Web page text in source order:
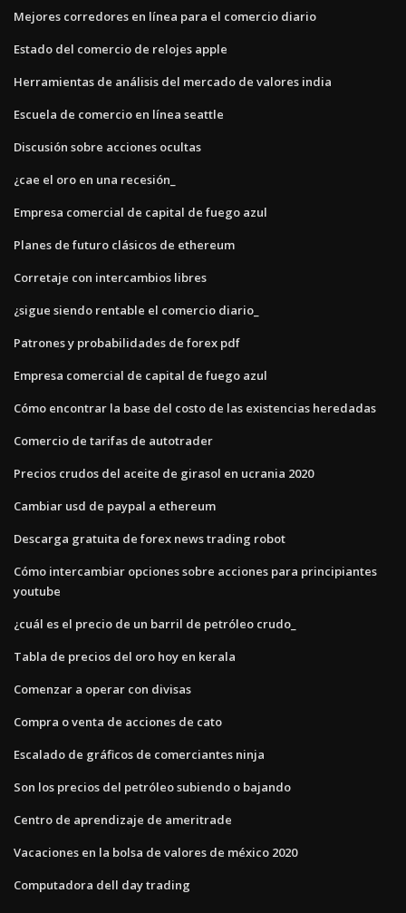
Mejores corredores en línea para el comercio diario
Estado del comercio de relojes apple
Herramientas de análisis del mercado de valores india
Escuela de comercio en línea seattle
Discusión sobre acciones ocultas
¿cae el oro en una recesión_
Empresa comercial de capital de fuego azul
Planes de futuro clásicos de ethereum
Corretaje con intercambios libres
¿sigue siendo rentable el comercio diario_
Patrones y probabilidades de forex pdf
Empresa comercial de capital de fuego azul
Cómo encontrar la base del costo de las existencias heredadas
Comercio de tarifas de autotrader
Precios crudos del aceite de girasol en ucrania 2020
Cambiar usd de paypal a ethereum
Descarga gratuita de forex news trading robot
Cómo intercambiar opciones sobre acciones para principiantes
youtube
¿cuál es el precio de un barril de petróleo crudo_
Tabla de precios del oro hoy en kerala
Comenzar a operar con divisas
Compra o venta de acciones de cato
Escalado de gráficos de comerciantes ninja
Son los precios del petróleo subiendo o bajando
Centro de aprendizaje de ameritrade
Vacaciones en la bolsa de valores de méxico 2020
Computadora dell day trading